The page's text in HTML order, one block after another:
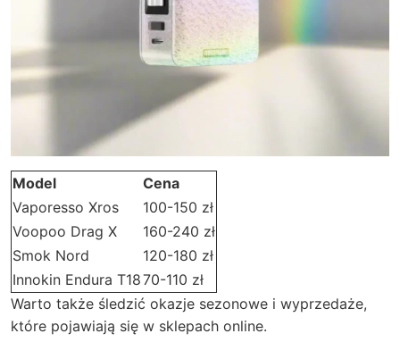
Model
Cena
Vaporesso Xros
100-150 zł
Voopoo Drag X
160-240 zł
Smok Nord
120-180 zł
Innokin Endura T1870-110 zł
Warto także śledzić okazje sezonowe i wyprzedaże,
które pojawiają się w sklepach online.